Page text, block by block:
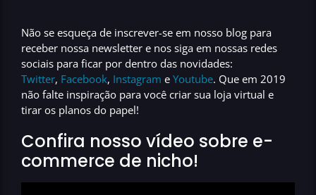
Não se esqueça de inscrever-se em nosso blog para
receber nossa newsletter e nos siga em nossas redes
sociais para ficar por dentro das novidades:
Twitter, Facebook, Instagram e Youtube. Que em 2019
não falte inspiração para você criar sua loja virtual e
tirar os planos do papel!
Confira nosso vídeo sobre e-
commerce de nicho!